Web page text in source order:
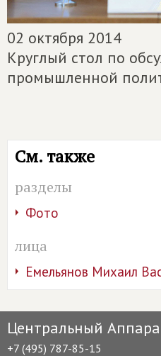
02 октября 2014
Круглый стол по
промышленной
См. также
разделы
Фото
лица
Емельянов Михаил
Центральный
+7 (495) 787-85-15